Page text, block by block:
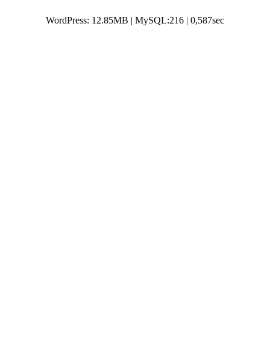
WordPress: 12.85MB | MySQL:216 | 0,587sec